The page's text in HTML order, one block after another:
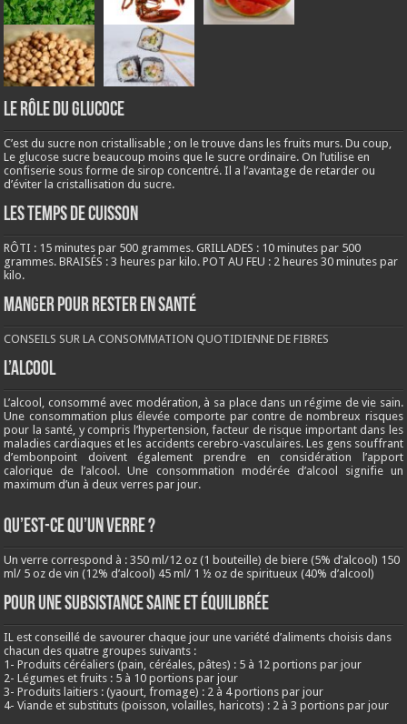
LE RÔLE DU GLUCOCE
C’est du sucre non cristallisable ; on le trouve dans les fruits murs. Du coup,
Le glucose sucre beaucoup moins que le sucre ordinaire. On l’utilise en
confiserie sous forme de sirop concentré. Il a l’avantage de retarder ou
d’éviter la cristallisation du sucre.
LES TEMPS DE CUISSON
RÔTI : 15 minutes par 500 grammes. GRILLADES : 10 minutes par 500
grammes. BRAISÉS : 3 heures par kilo. POT AU FEU : 2 heures 30 minutes par
kilo.
Manger pour rester en santé
CONSEILS SUR LA CONSOMMATION QUOTIDIENNE DE FIBRES
L’ALCOOL
L’alcool, consommé avec modération, à sa place dans un régime de vie sain.
Une consommation plus élevée comporte par contre de nombreux risques
pour la santé, y compris l’hypertension, facteur de risque important dans les
maladies cardiaques et les accidents cerebro-vasculaires. Les gens souffrant
d’embonpoint doivent également prendre en considération l’apport
calorique de l’alcool. Une consommation modérée d’alcool signifie un
maximum d’un à deux verres par jour.
QU’EST-CE QU’UN VERRE ?
Un verre correspond à : 350 ml/12 oz (1 bouteille) de biere (5% d’alcool) 150
ml/ 5 oz de vin (12% d’alcool) 45 ml/ 1 ½ oz de spiritueux (40% d’alcool)
Pour une subsistance saine et équilibrée
IL est conseillé de savourer chaque jour une variété d’aliments choisis dans
chacun des quatre groupes suivants :
1- Produits céréaliers (pain, céréales, pâtes) : 5 à 12 portions par jour
2- Légumes et fruits : 5 à 10 portions par jour
3- Produits laitiers : (yaourt, fromage) : 2 à 4 portions par jour
4- Viande et substituts (poisson, volailles, haricots) : 2 à 3 portions par jour